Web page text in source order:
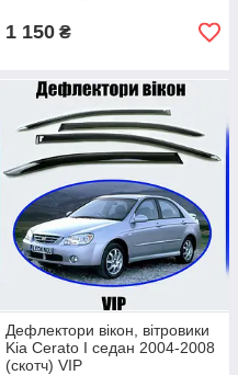
1 150 ₴
Дефлектори вікон, вітровики
Kia Cerato I седан 2004-2008
(скотч) VIP